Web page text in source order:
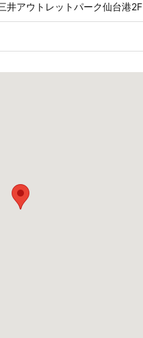
アウトレットパーク仙台港2F